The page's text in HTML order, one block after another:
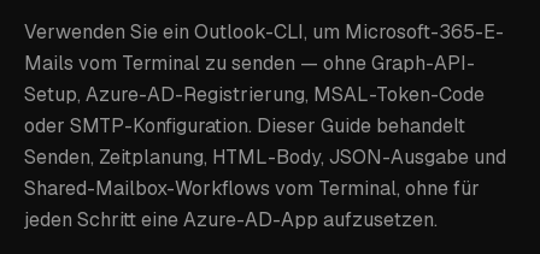
Verwenden Sie ein Outlook-CLI, um Microsoft-365-E-
Mails vom Terminal zu senden — ohne Graph-API-
Setup, Azure-AD-Registrierung, MSAL-Token-Code
oder SMTP-Konfiguration. Dieser Guide behandelt
Senden, Zeitplanung, HTML-Body, JSON-Ausgabe und
Shared-Mailbox-Workflows vom Terminal, ohne für
jeden Schritt eine Azure-AD-App aufzusetzen.